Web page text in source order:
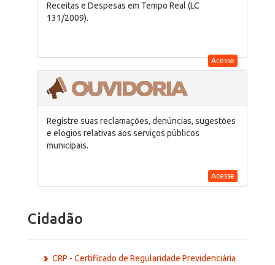
Receitas e Despesas em Tempo Real (LC
131/2009).
Acesse
Registre suas reclamações, denúncias, sugestões
e elogios relativas aos serviços públicos
municipais.
Acesse
Cidadão
CRP - Certificado de Regularidade Previdenciária